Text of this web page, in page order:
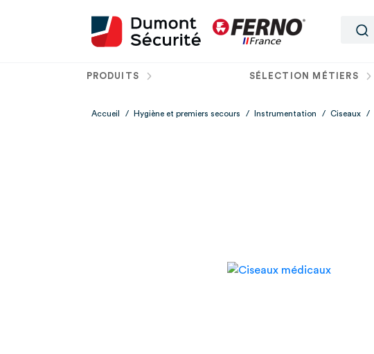
PRODUITS SÉLECTION MÉTIERS
Accueil / Hygiène et premiers secours / Instrumentation / Ciseaux /